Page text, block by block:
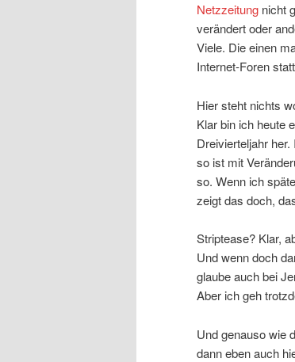
Netzzeitung nicht
verändert oder
Viele. Die einen
Internet-Foren
Hier steht nichts
Klar bin ich heute
Dreivierteljahr
so ist mit
so. Wenn ich
zeigt das doch,
Striptease? Klar,
Und wenn doch
glaube auch bei
Aber ich geh
Und genauso wie
dann eben auch